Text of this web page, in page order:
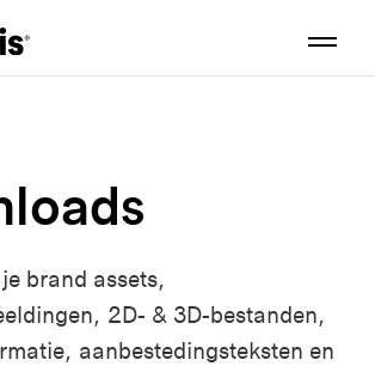
brand assets,
2D- & 3D-bestanden,
aanbestedingsteksten en